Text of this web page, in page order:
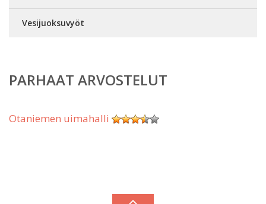
Vesijuoksuvyöt
PARHAAT ARVOSTELUT
Otaniemen uimahalli